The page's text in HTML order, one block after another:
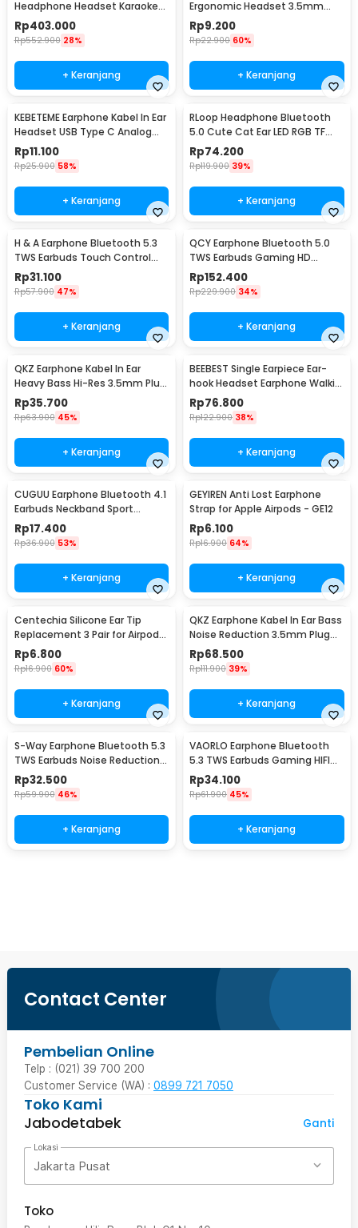
Headphone Headset Karaoke
with Mic
Rp403.000
Rp552.900 28%
+ Keranjang
Ergonomic Headset 3.5mm
Plug with Mic - KIK58
Rp9.200
Rp22.900 60%
+ Keranjang
KEBETEME Earphone Kabel In Ear
Headset USB Type C Analog
with Mic - YS58
Rp11.100
Rp25.900 58%
+ Keranjang
RLoop Headphone Bluetooth
5.0 Cute Cat Ear LED RGB TF
Port 400mAh - LX-B39A
Rp74.200
Rp119.900 39%
+ Keranjang
H & A Earphone Bluetooth 5.3
TWS Earbuds Touch Control
Waterproof - F9-5
Rp31.100
Rp57.900 47%
+ Keranjang
QCY Earphone Bluetooth 5.0
TWS Earbuds Gaming HD
Stereo Low Latency - QCY-T5
Rp152.400
Rp229.900 34%
+ Keranjang
QKZ Earphone Kabel In Ear
Heavy Bass Hi-Res 3.5mm Plug
with Mic - QKZ-AK2
Rp35.700
Rp63.900 45%
+ Keranjang
BEEBEST Single Earpiece Ear-
hook Headset Earphone Walkie
Talkie - H1
Rp76.800
Rp122.900 38%
+ Keranjang
CUGUU Earphone Bluetooth 4.1
Earbuds Neckband Sport
Sweatproof - XT11
Rp17.400
Rp36.900 53%
+ Keranjang
GEYIREN Anti Lost Earphone
Strap for Apple Airpods - GE12
Rp6.100
Rp16.900 64%
+ Keranjang
Centechia Silicone Ear Tip
Replacement 3 Pair for Airpods
Pro - CE-3
Rp6.800
Rp16.900 60%
+ Keranjang
QKZ Earphone Kabel In Ear Bass
Noise Reduction 3.5mm Plug
with Mic - AK6-PRO
Rp68.500
Rp111.900 39%
+ Keranjang
S-Way Earphone Bluetooth 5.3
TWS Earbuds Noise Reduction
Waterproof - E7S
Rp32.500
Rp59.900 46%
+ Keranjang
VAORLO Earphone Bluetooth
5.3 TWS Earbuds Gaming HIFI
Stereo Sound - M90 Pro
Rp34.100
Rp61.900 45%
+ Keranjang
Contact Center
Pembelian Online
Telp : (021) 39 700 200
Customer Service (WA) : 0899 721 7050
Toko Kami
Jabodetabek
Ganti
Lokasi
Jakarta Pusat
Toko